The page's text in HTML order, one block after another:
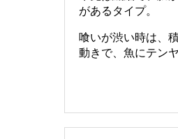
があるタイプ。
喰いが渋い時は、
動きで、魚にテン